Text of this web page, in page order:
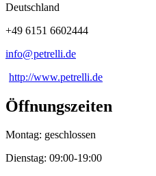
Deutschland
+49 6151 6602444
info@petrelli.de
http://www.petrelli.de
Öffnungszeiten
Montag: geschlossen
Dienstag: 09:00-19:00